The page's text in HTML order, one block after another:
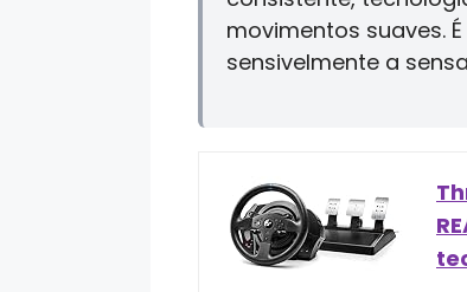
movimentos suaves.
sensivelmente a